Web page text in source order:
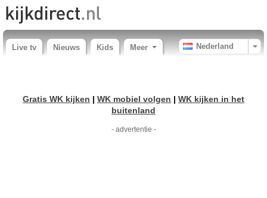
Live tv Nieuws Kids Meer Nederland
Gratis WK kijken | WK mobiel volgen | WK kijken in het
buitenland
- advertentie -